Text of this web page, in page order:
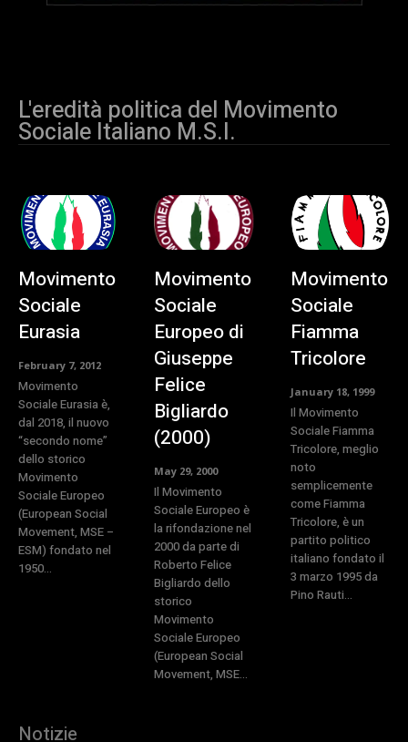
L'eredità politica del Movimento
Sociale Italiano M.S.I.
Movimento
Sociale
Eurasia
February 7, 2012
Movimento
Sociale Eurasia è,
dal 2018, il nuovo
“secondo nome”
dello storico
Movimento
Sociale Europeo
(European Social
Movement, MSE –
ESM) fondato nel
1950...
Movimento
Sociale
Europeo di
Giuseppe
Felice
Bigliardo
(2000)
May 29, 2000
Il Movimento
Sociale Europeo è
la rifondazione nel
2000 da parte di
Roberto Felice
Bigliardo dello
storico
Movimento
Sociale Europeo
(European Social
Movement, MSE...
Movimento
Sociale
Fiamma
Tricolore
January 18, 1999
Il Movimento
Sociale Fiamma
Tricolore, meglio
noto
semplicemente
come Fiamma
Tricolore, è un
partito politico
italiano fondato il
3 marzo 1995 da
Pino Rauti...
Notizie